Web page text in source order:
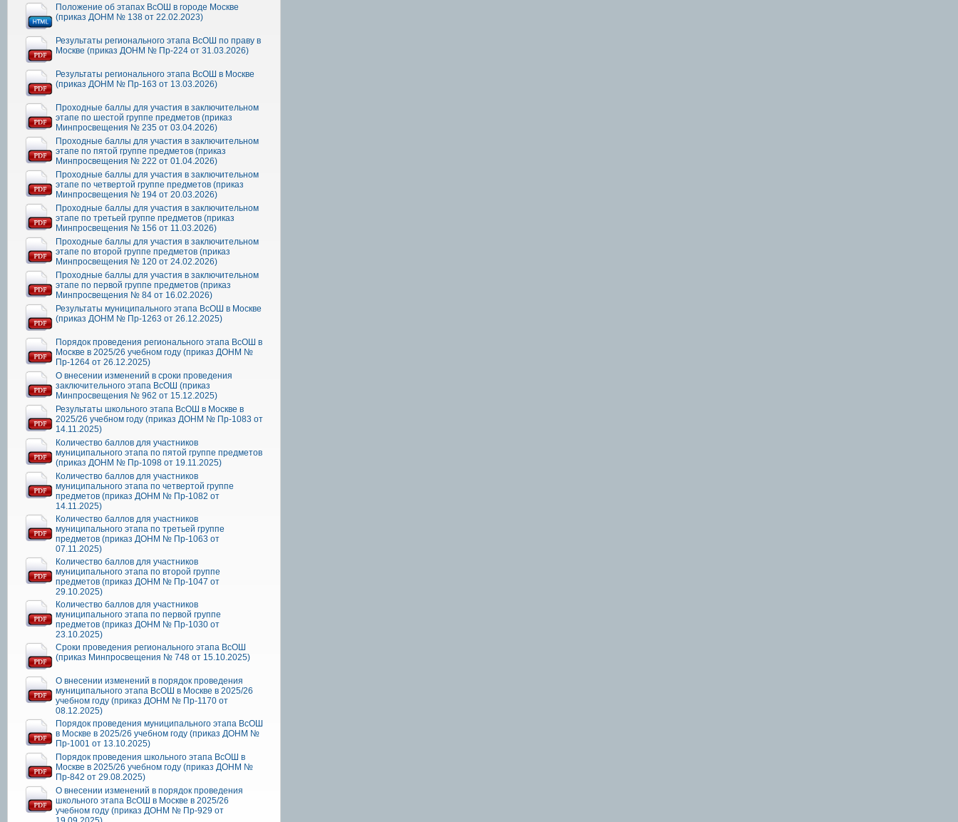
Положение об этапах ВсОШ в городе Москве
(приказ ДОНМ № 138 от 22.02.2023)
Результаты регионального этапа ВсОШ по праву в
Москве (приказ ДОНМ № Пр-224 от 31.03.2026)
Результаты регионального этапа ВсОШ в Москве
(приказ ДОНМ № Пр-163 от 13.03.2026)
Проходные баллы для участия в заключительном
этапе по шестой группе предметов (приказ
Минпросвещения № 235 от 03.04.2026)
Проходные баллы для участия в заключительном
этапе по пятой группе предметов (приказ
Минпросвещения № 222 от 01.04.2026)
Проходные баллы для участия в заключительном
этапе по четвертой группе предметов (приказ
Минпросвещения № 194 от 20.03.2026)
Проходные баллы для участия в заключительном
этапе по третьей группе предметов (приказ
Минпросвещения № 156 от 11.03.2026)
Проходные баллы для участия в заключительном
этапе по второй группе предметов (приказ
Минпросвещения № 120 от 24.02.2026)
Проходные баллы для участия в заключительном
этапе по первой группе предметов (приказ
Минпросвещения № 84 от 16.02.2026)
Результаты муниципального этапа ВсОШ в Москве
(приказ ДОНМ № Пр-1263 от 26.12.2025)
Порядок проведения регионального этапа ВсОШ в
Москве в 2025/26 учебном году (приказ ДОНМ №
Пр-1264 от 26.12.2025)
О внесении изменений в сроки проведения
заключительного этапа ВсОШ (приказ
Минпросвещения № 962 от 15.12.2025)
Результаты школьного этапа ВсОШ в Москве в
2025/26 учебном году (приказ ДОНМ № Пр-1083 от
14.11.2025)
Количество баллов для участников
муниципального этапа по пятой группе предметов
(приказ ДОНМ № Пр-1098 от 19.11.2025)
Количество баллов для участников
муниципального этапа по четвертой группе
предметов (приказ ДОНМ № Пр-1082 от
14.11.2025)
Количество баллов для участников
муниципального этапа по третьей группе
предметов (приказ ДОНМ № Пр-1063 от
07.11.2025)
Количество баллов для участников
муниципального этапа по второй группе
предметов (приказ ДОНМ № Пр-1047 от
29.10.2025)
Количество баллов для участников
муниципального этапа по первой группе
предметов (приказ ДОНМ № Пр-1030 от
23.10.2025)
Сроки проведения регионального этапа ВсОШ
(приказ Минпросвещения № 748 от 15.10.2025)
О внесении изменений в порядок проведения
муниципального этапа ВсОШ в Москве в 2025/26
учебном году (приказ ДОНМ № Пр-1170 от
08.12.2025)
Порядок проведения муниципального этапа ВсОШ
в Москве в 2025/26 учебном году (приказ ДОНМ №
Пр-1001 от 13.10.2025)
Порядок проведения школьного этапа ВсОШ в
Москве в 2025/26 учебном году (приказ ДОНМ №
Пр-842 от 29.08.2025)
О внесении изменений в порядок проведения
школьного этапа ВсОШ в Москве в 2025/26
учебном году (приказ ДОНМ № Пр-929 от